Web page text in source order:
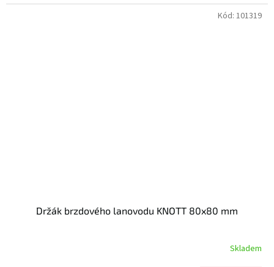
Držák brzdového lanovodu KNOTT 80x80 mm
Skladem
Kód: 101319